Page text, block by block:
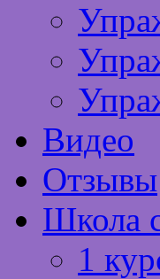
Видео
Отзывы
Школа
1